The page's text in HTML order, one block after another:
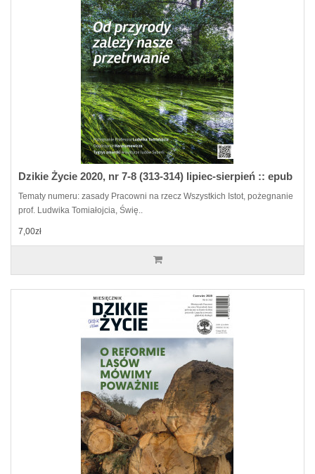
Dzikie Życie 2020, nr 7-8 (313-314) lipiec-sierpień :: epub
Tematy numeru: zasady Pracowni na rzecz Wszystkich Istot, pożegnanie
prof. Ludwika Tomiałojcia, Świę..
7,00zł